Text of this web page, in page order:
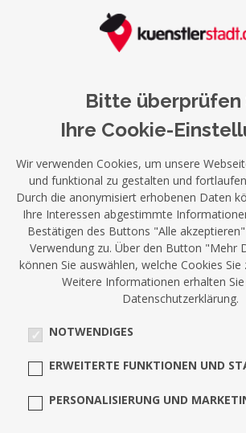
Bitte überprüfen
Ihre Cookie-
Wir verwenden Cookies, um unsere
und funktional zu gestalten und
Durch die anonymisiert erhobenen Daten
Ihre Interessen abgestimmte
Bestätigen des Buttons "Alle
Verwendung zu. Über den Button "Mehr
können Sie auswählen, welche Cookies
Weitere Informationen erhalten
Datenschutzerklärung.
NOTWENDIGES
ERWEITERTE FUNKTIONEN UND
PERSONALISIERUNG UND